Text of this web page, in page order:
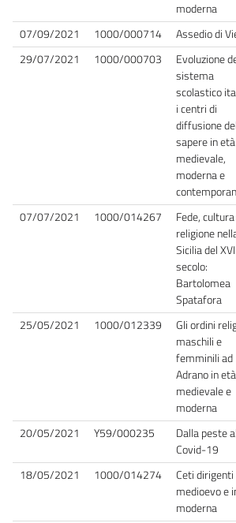
moderna
07/09/2021
1000/000714 Assedio di
29/07/2021
1000/000703
Evoluzione
sistema
scolastico
i centri di
diffusione del
sapere in età
medievale,
moderna e
07/07/2021 1000/014267
Fede,
religione
Sicilia del XVI
secolo:
Bartolomea
Spatafora
25/05/2021 1000/012339
Gli ordini
maschili e
femminili ad
Adrano in età
medievale e
moderna
20/05/2021 Y59/000235
Dalla peste al
Covid-19
18/05/2021 1000/014274
Ceti dirigenti
medioevo e
moderna